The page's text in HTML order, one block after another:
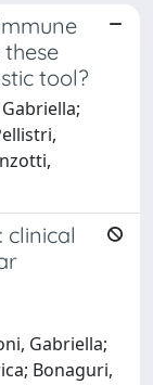
tool?
clinical
Gabriella;
Bonaguri,